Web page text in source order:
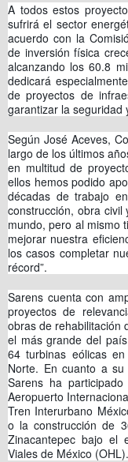
A todos estos
sufrirá el sector
acuerdo con la
de inversión física
alcanzando los 60.8
dedicará
de proyectos de
garantizar la seguridad
Según José Aceves,
largo de los últimos
en multitud de
ellos hemos podido
décadas de trabajo
construcción, obra
mundo, pero al mismo
mejorar nuestra
los casos completar
récord”.
Sarens cuenta con
proyectos de
obras de rehabilitación
el más grande del
64 turbinas eólicas
Norte. En cuanto a
Sarens ha
Aeropuerto
Tren Interurbano
o la construcción de
Zinacantepec bajo el
Viales de México (OHL).